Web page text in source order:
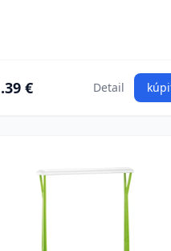
€ Detail